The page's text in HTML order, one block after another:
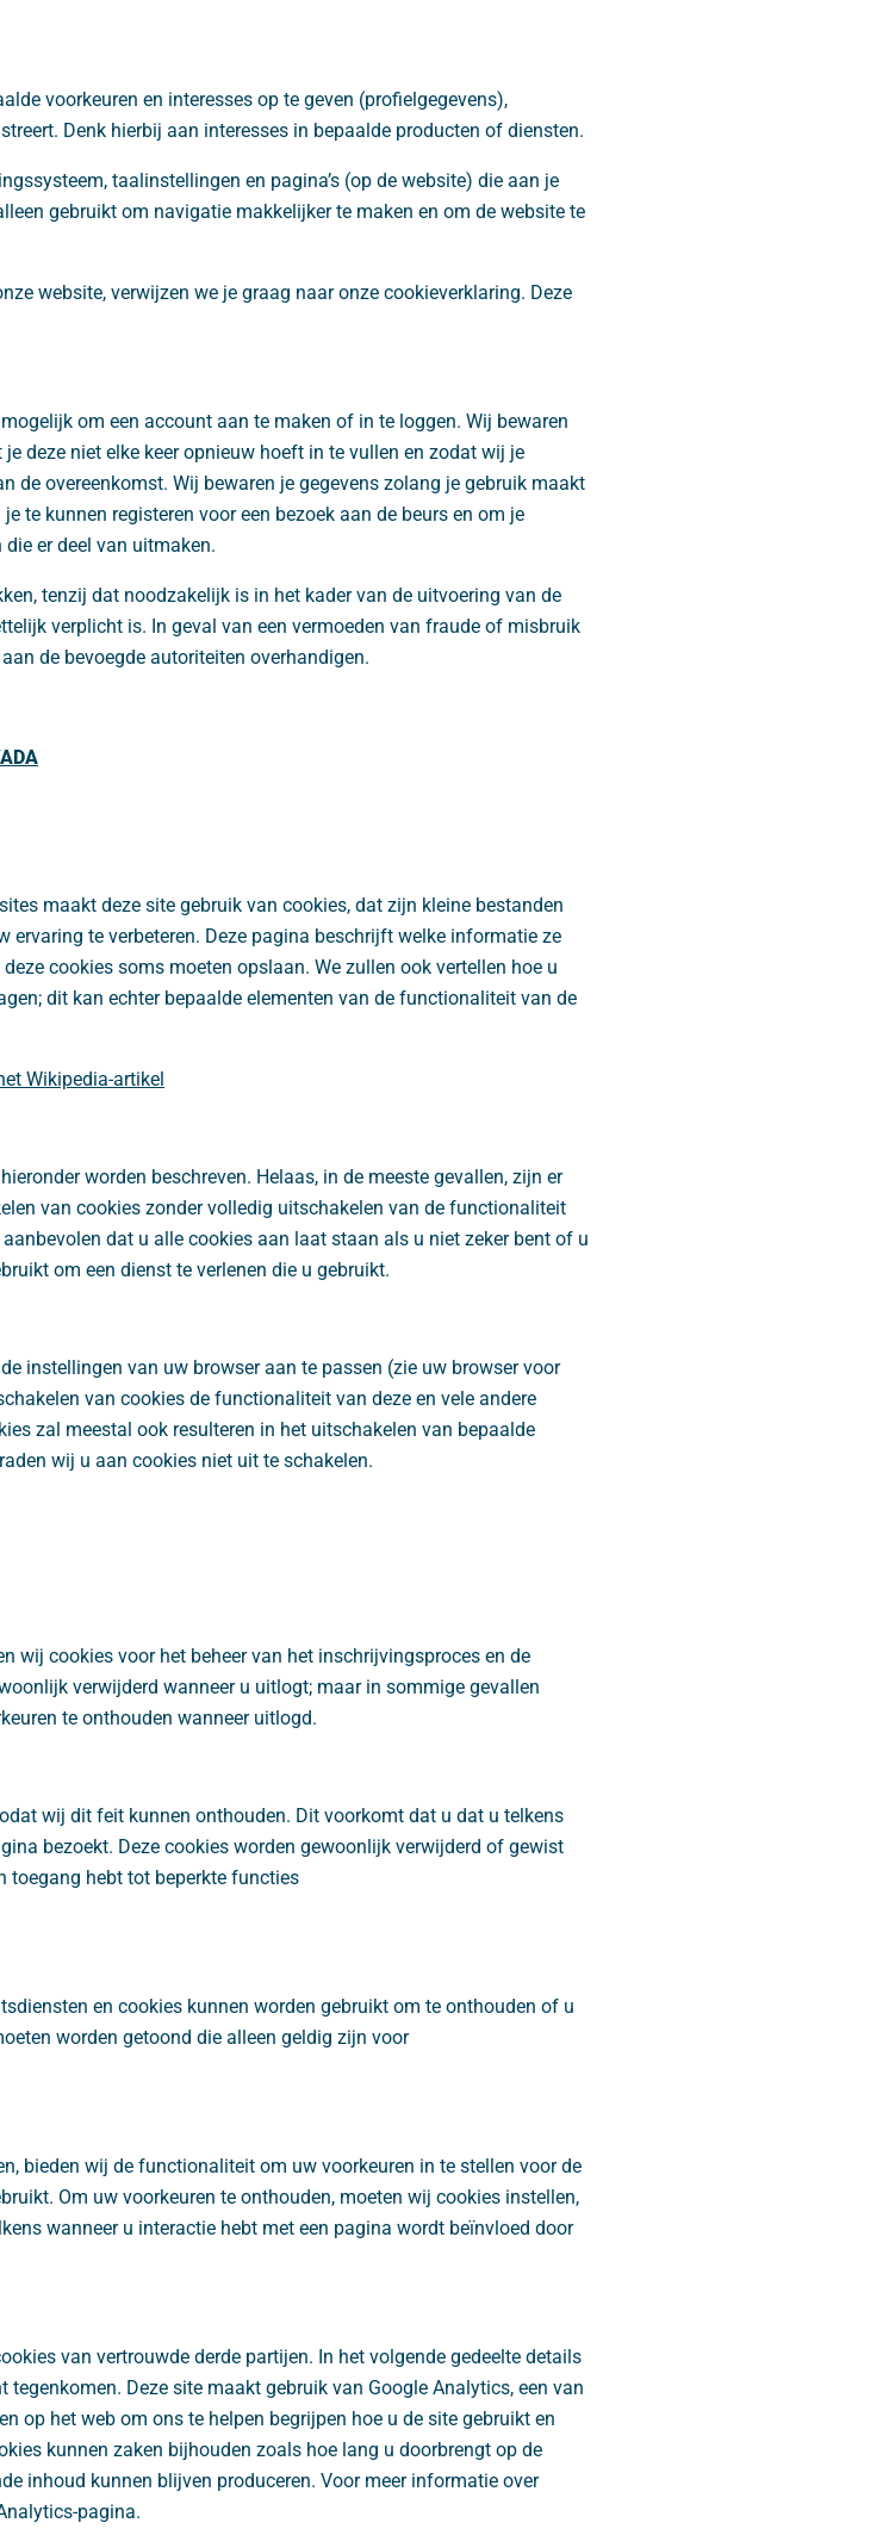
voorkeuren en interesses op te geven (profielgegevens),
Denk hierbij aan interesses in bepaalde producten of diensten.
taalinstellingen en pagina’s (op de website) die aan je
gebruikt om navigatie makkelijker te maken en om de website te
website, verwijzen we je graag naar onze cookieverklaring. Deze
om een account aan te maken of in te loggen. Wij bewaren
deze niet elke keer opnieuw hoeft in te vullen en zodat wij je
de overeenkomst. Wij bewaren je gegevens zolang je gebruik maakt
te kunnen registeren voor een bezoek aan de beurs en om je
er deel van uitmaken.
tenzij dat noodzakelijk is in het kader van de uitvoering van de
verplicht is. In geval van een vermoeden van fraude of misbruik
de bevoegde autoriteiten overhandigen.
maakt deze site gebruik van cookies, dat zijn kleine bestanden
te verbeteren. Deze pagina beschrijft welke informatie ze
cookies soms moeten opslaan. We zullen ook vertellen hoe u
dit kan echter bepaalde elementen van de functionaliteit van de
Wikipedia-artikel
worden beschreven. Helaas, in de meeste gevallen, zijn er
van cookies zonder volledig uitschakelen van de functionaliteit
dat u alle cookies aan laat staan als u niet zeker bent of u
om een dienst te verlenen die u gebruikt.
instellingen van uw browser aan te passen (zie uw browser voor
van cookies de functionaliteit van deze en vele andere
zal meestal ook resulteren in het uitschakelen van bepaalde
wij u aan cookies niet uit te schakelen.
wij cookies voor het beheer van het inschrijvingsproces en de
verwijderd wanneer u uitlogt; maar in sommige gevallen
te onthouden wanneer uitlogd.
wij dit feit kunnen onthouden. Dit voorkomt dat u dat u telkens
bezoekt. Deze cookies worden gewoonlijk verwijderd of gewist
toegang hebt tot beperkte functies
en cookies kunnen worden gebruikt om te onthouden of u
worden getoond die alleen geldig zijn voor
bieden wij de functionaliteit om uw voorkeuren in te stellen voor de
Om uw voorkeuren te onthouden, moeten wij cookies instellen,
wanneer u interactie hebt met een pagina wordt beïnvloed door
van vertrouwde derde partijen. In het volgende gedeelte details
Deze site maakt gebruik van Google Analytics, een van
op het web om ons te helpen begrijpen hoe u de site gebruikt en
kunnen zaken bijhouden zoals hoe lang u doorbrengt op de
inhoud kunnen blijven produceren. Voor meer informatie over
pagina.